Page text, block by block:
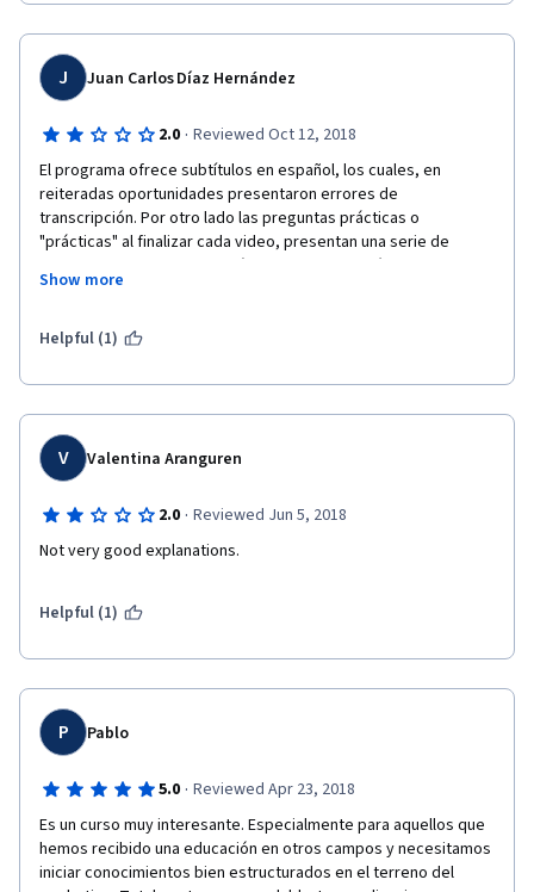
J Juan Carlos Díaz Hernández
2.0 · Reviewed Oct 12, 2018
El programa ofrece subtítulos en español, los cuales, en
reiteradas oportunidades presentaron errores de
transcripción. Por otro lado las preguntas prácticas o
"prácticas" al finalizar cada video, presentan una serie de
errores gramaticales, y sintácticas de exposición, haciendo
casi imposible su comprensión. Asimismo encontré dificultad
tienen relación, ni coherencia con lo expuesto en los módulos.
respuesta dentro de un quiz es errónea, te recomienda revisar
el audiovisual "tal" (número del video que aparentemente
corresponde repasar para responder bien). Este tipo de
sugerencias están equivocadas, me di cuenta que realmente
va con el tema del video anterior (un número menos al sugerido
en las respuestas).
En general, el contenido es interesante, pero al presentar
Show more
Helpful (1)
V Valentina Aranguren
2.0 · Reviewed Jun 5, 2018
Not very good explanations.
Helpful (1)
P Pablo
5.0 · Reviewed Apr 23, 2018
Es un curso muy interesante. Especialmente para aquellos que
hemos recibido una educación en otros campos y necesitamos
iniciar conocimientos bien estructurados en el terreno del